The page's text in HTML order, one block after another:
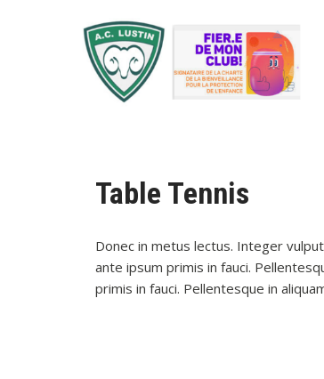
Table Tennis
Donec in metus lectus. Integer
ante ipsum primis in fauci.
primis in fauci. Pellentesque in